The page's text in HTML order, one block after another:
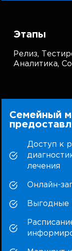
Этапы
Релиз,
Аналитика,
Семейный
Доступ к
лечения
Онлайн-
Выгодные